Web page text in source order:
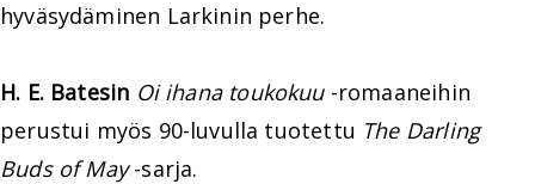
hyväsydäminen Larkinin perhe.
H. E. Batesin Oi ihana toukokuu-romaaneihin
perustui myös 90-luvulla tuotettu The Darling
Buds of May-sarja.